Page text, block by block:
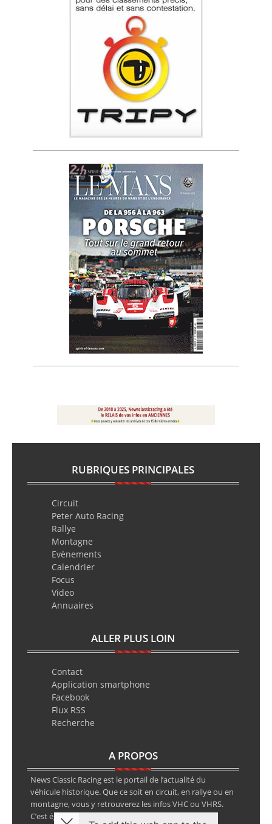
RUBRIQUES PRINCIPALES
Circuit
Peter Auto Racing
Rallye
Montagne
Evènements
Calendrier
Focus
Video
Annuaires
ALLER PLUS LOIN
Contact
Application smartphone
Facebook
Flux RSS
Recherche
A PROPOS
News Classic Racing est le portail de l’actualité du
véhicule historique. Que ce soit en circuit, en rallye ou en
montagne, vous y retrouverez les infos VHC ou VHRS.
C’est également le calendrier des épreuves ainsi que